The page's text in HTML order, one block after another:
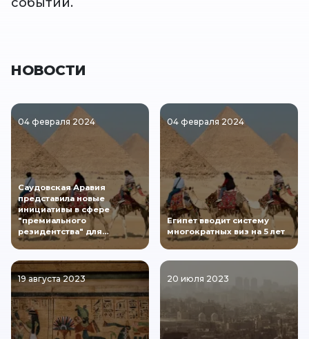
НОВОСТИ
04 февраля 2024
Саудовская Аравия
представила новые
инициативы в сфере
"премиального
резидентства" для…
04 февраля 2024
Египет вводит систему
многократных виз на 5 лет
19 августа 2023 20 июля 2023